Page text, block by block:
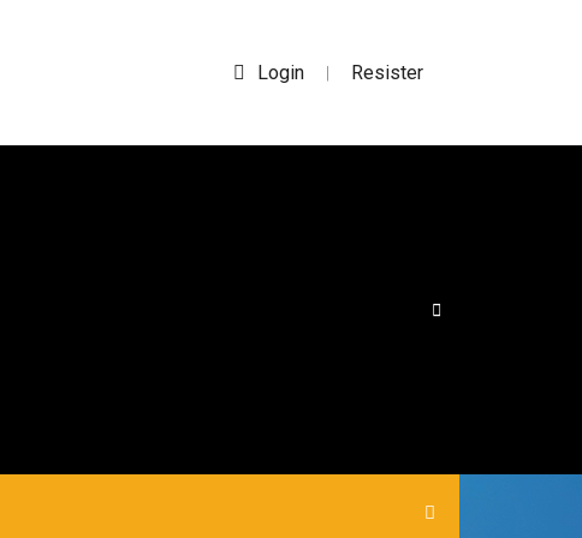
Login | Resister